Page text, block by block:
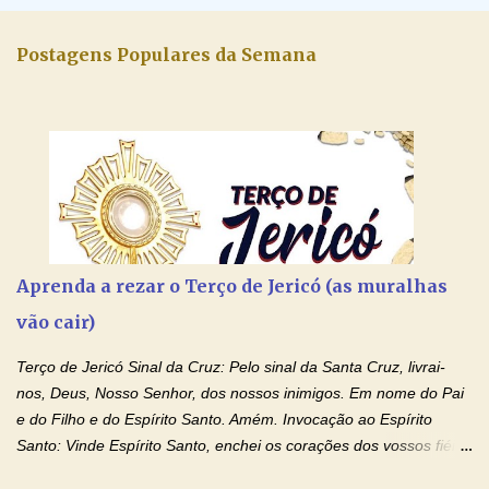
Postagens Populares da Semana
Aprenda a rezar o Terço de Jericó (as muralhas
vão cair)
Terço de Jericó Sinal da Cruz: Pelo sinal da Santa Cruz, livrai-
nos, Deus, Nosso Senhor, dos nossos inimigos. Em nome do Pai
e do Filho e do Espírito Santo. Amém. Invocação ao Espírito
Santo: Vinde Espírito Santo, enchei os corações dos vossos fiéis